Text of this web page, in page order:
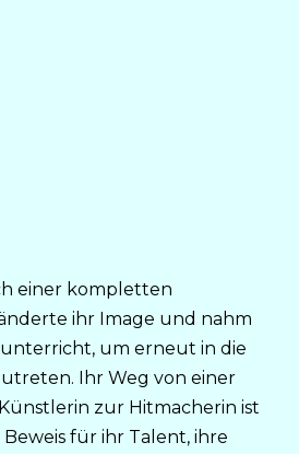
einer kompletten
ihr Image und nahm
um erneut in die
Ihr Weg von einer
zur Hitmacherin ist
für ihr Talent, ihre